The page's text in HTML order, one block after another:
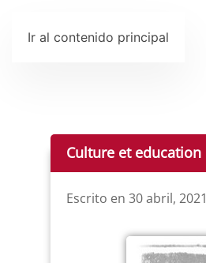
Ir al contenido principal
Culture et education
Escrito en 30 abril, 2021